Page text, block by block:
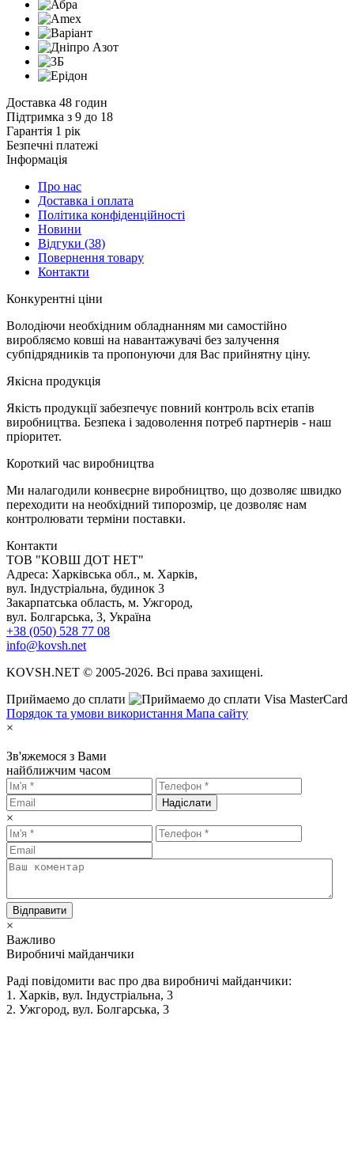
Доставка 48 годин
Підтримка з 9 до 18
Гарантія 1 рік
Безпечні платежі
Інформація
Про нас
Доставка і оплата
Політика конфіденційності
Новини
Відгуки (38)
Повернення товару
Контакти
Конкурентні ціни
Володіючи необхідним обладнанням ми самостійно
виробляємо ковші на навантажувачі без залучення
субпідрядників та пропонуючи для Вас прийнятну ціну.
Якісна продукція
Якість продукції забезпечує повний контроль всіх етапів
виробництва. Безпека і задоволення потреб партнерів - наш
пріоритет.
Короткий час виробництва
Ми налагодили конвеєрне виробництво, що дозволяє швидко
переходити на необхідний типорозмір, це дозволяє нам
контролювати терміни поставки.
Контакти
TOB "КОВШ ДОТ НЕТ"
Адреса: Харківська обл., м. Харків,
вул. Індустріальна, будинок 3
Закарпатська область, м. Ужгород,
вул. Болгарська, 3, Україна
+38 (050) 528 77 08
info@kovsh.net
KOVSH.NET © 2005-2026. Всі права захищені.
Приймаемо до сплати
Порядок та умови використання Мапа сайту
×
Зв'яжемося з Вами
найближчим часом
Надіслати
×
Відправити
×
Важливо
Виробничі майданчики
Раді повідомити вас про два виробничі майданчики:
1. Харків, вул. Індустріальна, 3
2. Ужгород, вул. Болгарська, 3